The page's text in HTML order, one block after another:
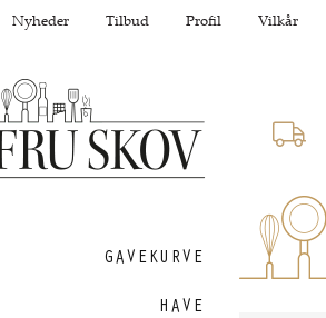
Nyheder Tilbud Profil Vilkår
GAVEKURVE
HAVE